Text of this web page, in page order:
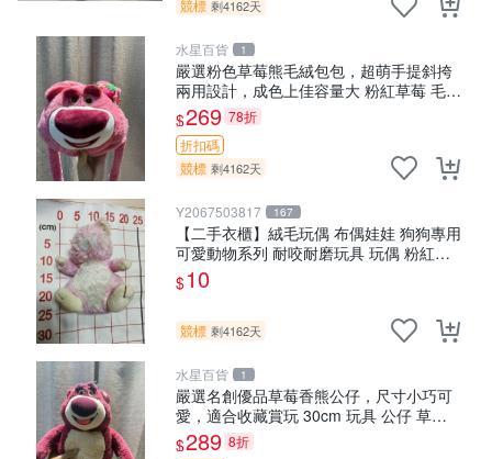
競標 剩4162天
水星百貨 1
嚴選粉色草莓熊毛絨包包，超萌手提斜挎
兩用設計，成色上佳容量大 粉紅草莓 毛絨
包 超大容量
$269 78折
折扣碼
競標 剩4162天
Y2067503817 167
【二手衣櫃】絨毛玩偶 布偶娃娃 狗狗專用
可愛動物系列 耐咬耐磨玩具 玩偶 粉紅熊
寵物玩具 1120929
$10
競標 剩4162天
水星百貨 1
嚴選名創優品草莓香熊公仔，尺寸小巧可
愛，適合收藏賞玩 30cm 玩具 公仔 草莓
熊
$289 8折